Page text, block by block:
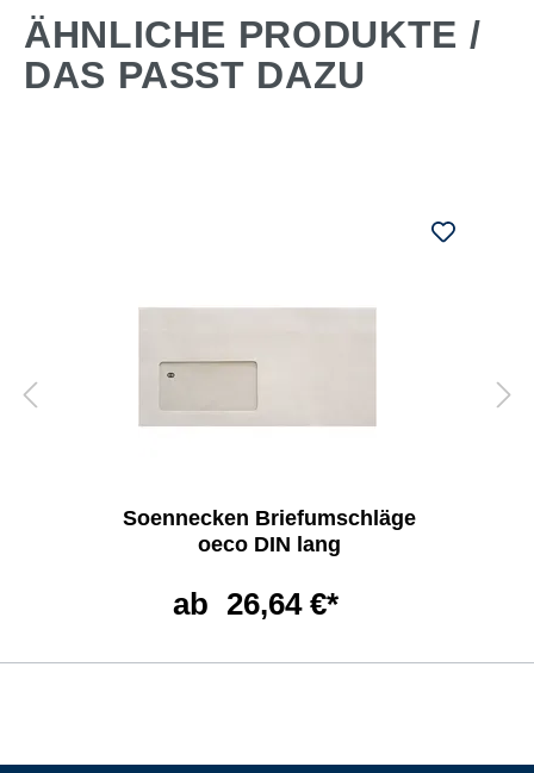
ÄHNLICHE PRODUKTE /
DAS PASST DAZU
Soennecken Briefumschläge
oeco DIN lang
ab 26,64 €*